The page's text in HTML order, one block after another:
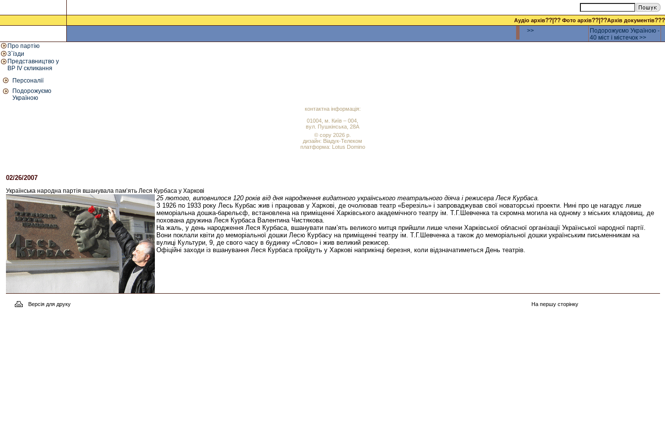
Аудіо архів??|?? Фото архів??|??Архів документів???
>>
Подорожуємо Україною -
40 міст і містечок >>
Про партію
З`їзди
Представництво у
ВР IV скликання
Персоналії
Подорожуємо
Україною
контактна інформація:
01004, м. Київ – 004,
вул. Пушкінська, 28А
© copy 2026 р.
дизайн: Віадук-Телеком
платформа: Lotus Domino
02/26/2007
Українська народна партія вшанувала пам’ять Леся Курбаса у Харкові
25 лютого, виповнилося 120 років від дня народження видатного українського театрального діяча і режисера Леся Курбаса.
З 1926 по 1933 року Лесь Курбас жив і працював у Харкові, де очолював театр «Березіль» і запроваджував свої новаторські проекти. Нині про це нагадує лише
меморіальна дошка-барельєф, встановлена на приміщенні Харківського академічного театру ім. Т.Г.Шевченка та скромна могила на одному з міських кладовищ, де
похована дружина Леся Курбаса Валентина Чистякова.
На жаль, у день народження Леся Курбаса, вшанувати пам’ять великого митця прийшли лише члени Харківської обласної організації Української народної партії.
Вони поклали квіти до меморіальної дошки Лесю Курбасу на приміщенні театру ім. Т.Г.Шевченка а також до меморіальної дошки українським письменникам на
вулиці Культури, 9, де свого часу в будинку «Слово» і жив великий режисер.
Офіційні заходи із вшанування Леся Курбаса пройдуть у Харкові наприкінці березня, коли відзначатиметься День театрів.
Версія для друку На першу сторінку